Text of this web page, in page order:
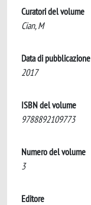
Curatori del volume
Cian, M
Data di pubblicazione
2017
ISBN del volume
9788892109773
Numero del volume
3
Editore